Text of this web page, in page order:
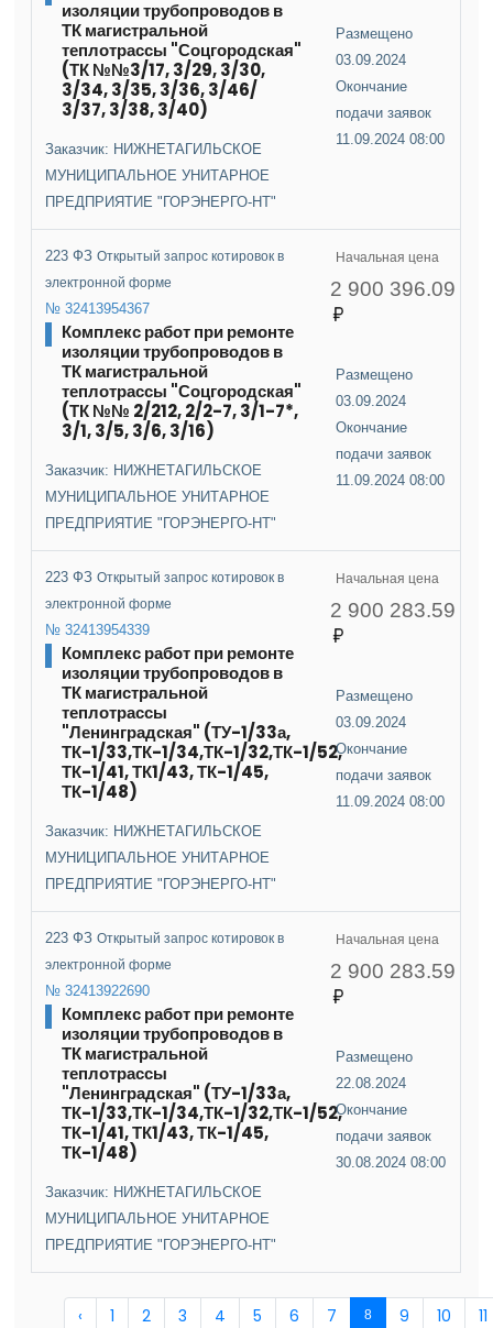
изоляции трубопроводов в
ТК магистральной
теплотрассы "Соцгородская"
(ТК №№3/17, 3/29, 3/30,
3/34, 3/35, 3/36, 3/46/
3/37, 3/38, 3/40)
Заказчик: НИЖНЕТАГИЛЬСКОЕ
МУНИЦИПАЛЬНОЕ УНИТАРНОЕ
ПРЕДПРИЯТИЕ "ГОРЭНЕРГО-НТ"
Размещено
03.09.2024
Окончание
подачи заявок
11.09.2024 08:00
223 ФЗОткрытый запрос котировок в
электронной форме
№ 32413954367
Комплекс работ при ремонте
изоляции трубопроводов в
ТК магистральной
теплотрассы "Соцгородская"
(ТК №№ 2/212, 2/2-7, 3/1-7*,
3/1, 3/5, 3/6, 3/16)
Заказчик: НИЖНЕТАГИЛЬСКОЕ
МУНИЦИПАЛЬНОЕ УНИТАРНОЕ
ПРЕДПРИЯТИЕ "ГОРЭНЕРГО-НТ"
Начальная цена
2 900 396.09
Размещено
03.09.2024
Окончание
подачи заявок
11.09.2024 08:00
223 ФЗОткрытый запрос котировок в
электронной форме
№ 32413954339
Комплекс работ при ремонте
изоляции трубопроводов в
ТК магистральной
теплотрассы
"Ленинградская" (ТУ-1/33а,
ТК-1/33,ТК-1/34,ТК-1/32,ТК-1/52,
ТК-1/41, ТК1/43, ТК-1/45,
ТК-1/48)
Заказчик: НИЖНЕТАГИЛЬСКОЕ
МУНИЦИПАЛЬНОЕ УНИТАРНОЕ
ПРЕДПРИЯТИЕ "ГОРЭНЕРГО-НТ"
Начальная цена
2 900 283.59
Размещено
03.09.2024
Окончание
подачи заявок
11.09.2024 08:00
223 ФЗОткрытый запрос котировок в
электронной форме
№ 32413922690
Комплекс работ при ремонте
изоляции трубопроводов в
ТК магистральной
теплотрассы
"Ленинградская" (ТУ-1/33а,
ТК-1/33,ТК-1/34,ТК-1/32,ТК-1/52,
ТК-1/41, ТК1/43, ТК-1/45,
ТК-1/48)
Заказчик: НИЖНЕТАГИЛЬСКОЕ
МУНИЦИПАЛЬНОЕ УНИТАРНОЕ
ПРЕДПРИЯТИЕ "ГОРЭНЕРГО-НТ"
Начальная цена
2 900 283.59
Размещено
22.08.2024
Окончание
подачи заявок
30.08.2024 08:00
‹ 1 2 3 4 5 6 7 8 9 10 11